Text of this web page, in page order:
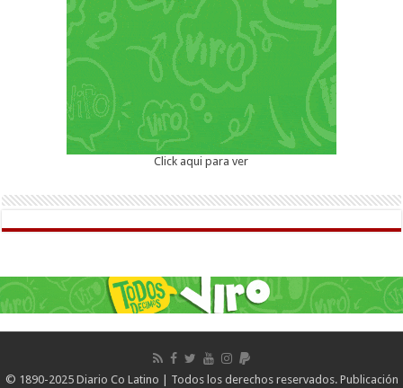
Click aqui para ver
© 1890-2025 Diario Co Latino | Todos los derechos reservados. Publicación